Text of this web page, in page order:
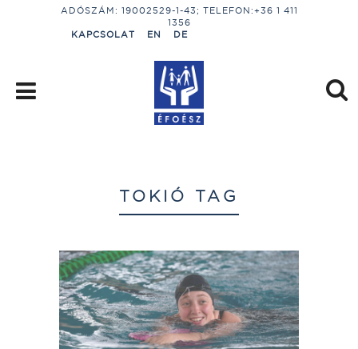
ADÓSZÁM: 19002529-1-43; TELEFON:+36 1 411
1356
KAPCSOLAT
EN DE
TOKIÓ TAG